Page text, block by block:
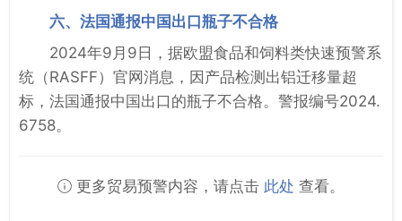
六、法国通报中国出口瓶子不合格
2024年9月9日，据欧盟食品和饲料类快速预警系
统（RASFF）官网消息，因产品检测出铝迁移量超
标，法国通报中国出口的瓶子不合格。警报编号2024.
6758。
更多贸易预警内容，请点击 此处 查看。